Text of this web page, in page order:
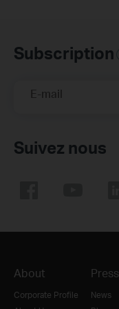
Subscription
E-mail
Suivez nous
About
Corporate Profile
Press
News